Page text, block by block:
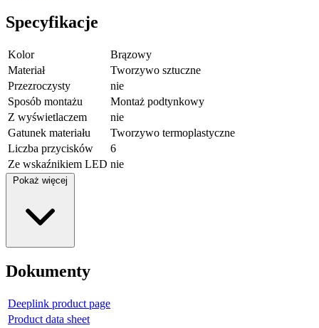
Specyfikacje
Kolor
Brązowy
Materiał
Tworzywo sztuczne
Przezroczysty
nie
Sposób montażu
Montaż podtynkowy
Z wyświetlaczem
nie
Gatunek materiału
Tworzywo termoplastyczne
Liczba przycisków
6
Ze wskaźnikiem LED nie
Pokaż więcej
Dokumenty
Deeplink product page
Product data sheet